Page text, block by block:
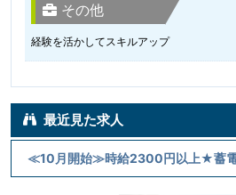
その他
経験を活かしてスキルアップ
最近見た求人